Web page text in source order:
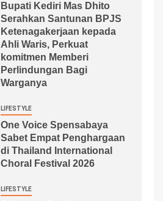
Bupati Kediri Mas Dhito
Serahkan Santunan BPJS
Ketenagakerjaan kepada
Ahli Waris, Perkuat
komitmen Memberi
Perlindungan Bagi
Warganya
LIFESTYLE
One Voice Spensabaya
Sabet Empat Penghargaan
di Thailand International
Choral Festival 2026
LIFESTYLE